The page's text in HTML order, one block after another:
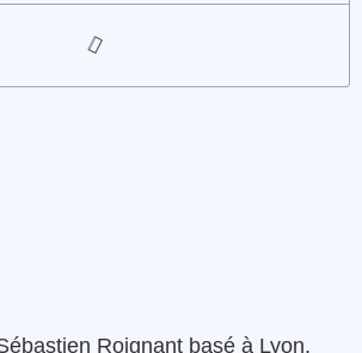
Roignant basé à Lyon,